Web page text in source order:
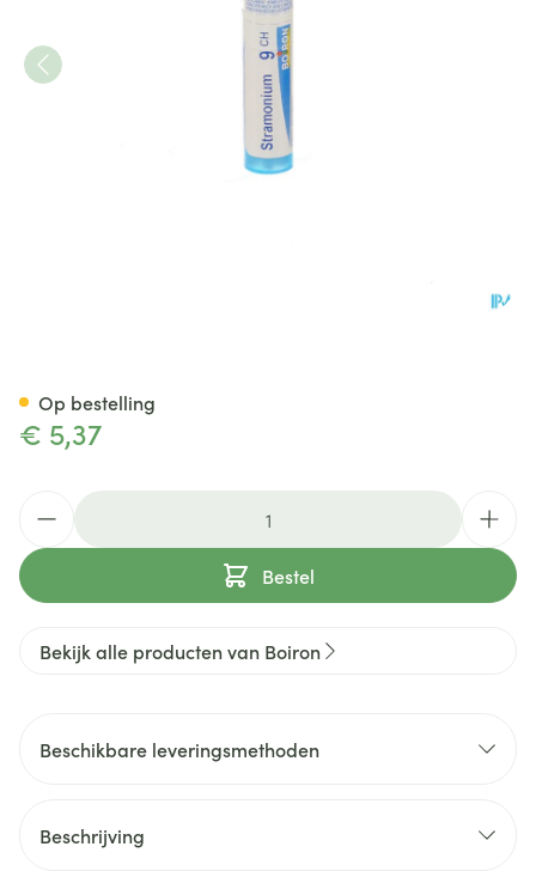
€ 5,37
Bestel
Op bestelling
Bekijk alle producten van Boiron
Beschikbare leveringsmethoden
Beschrijving